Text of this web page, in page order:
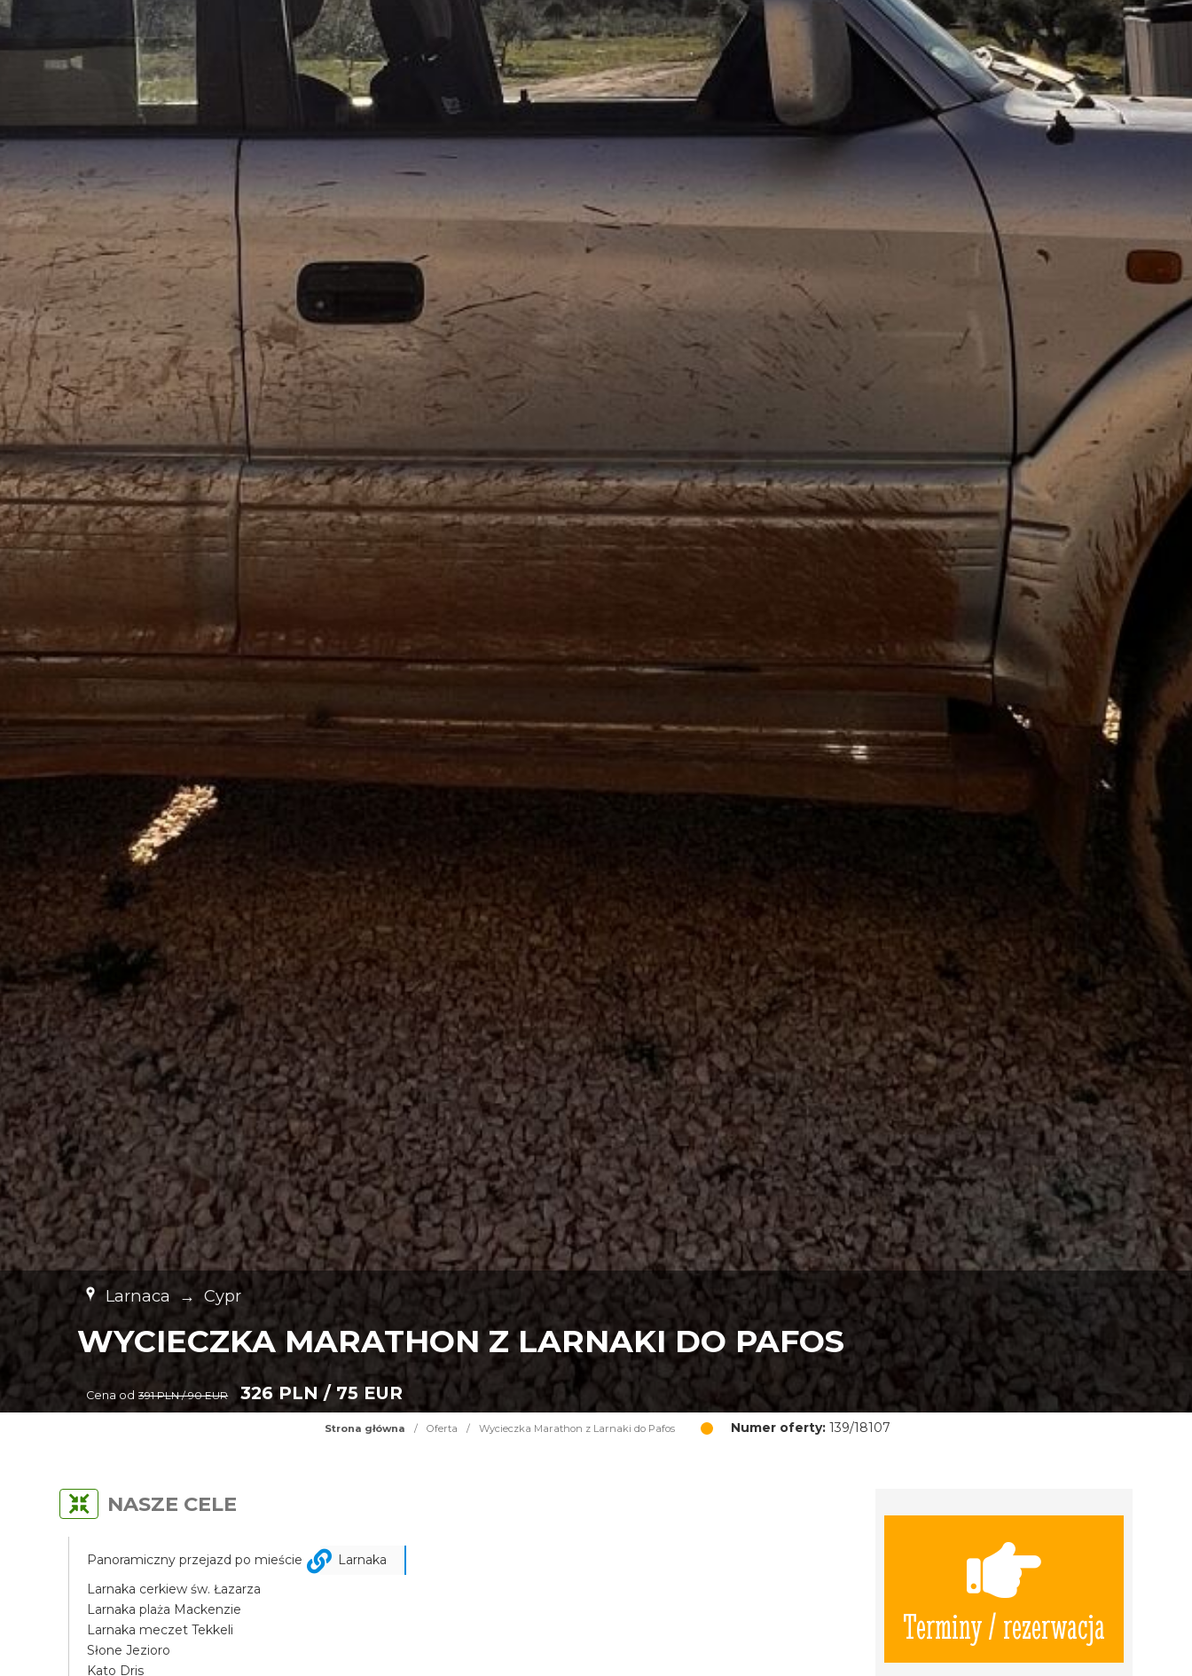
Larnaca → Cypr
WYCIECZKA MARATHON Z LARNAKI DO PAFOS
Cena od 391 PLN / 90 EUR 326 PLN / 75 EUR
Strona główna / Oferta / Wycieczka Marathon z Larnaki do Pafos Numer oferty:139/18107
Terminy / rezerwacja
NASZE CELE
Panoramiczny przejazd po mieście
Larnaka
Larnaka cerkiew św. Łazarza
Larnaka plaża Mackenzie
Larnaka meczet Tekkeli
Słone Jezioro
Kato Dris